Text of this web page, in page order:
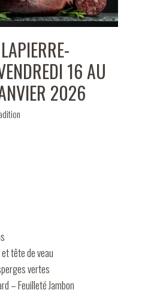
16 AU
2026
tête de veau
vertes
– Feuilleté Jambon